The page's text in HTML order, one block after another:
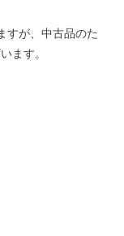
すが、中古品のた
ます。